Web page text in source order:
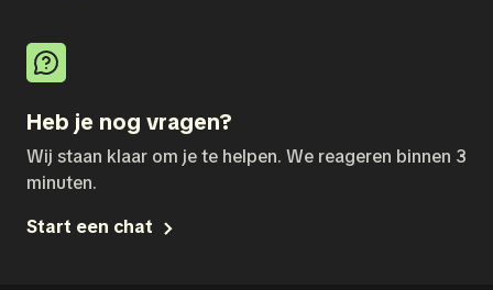
Heb je nog vragen?
Wij staan klaar om je te helpen. We reageren binnen 3
minuten.
Start een chat